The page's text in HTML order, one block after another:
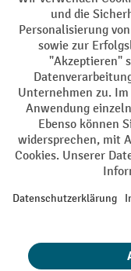
DE FR
AGB Impressum
Alle Preise exkl.
Nachnahmegebühren,
¹ Der Rabatt gilt so
oder Gutscheinen ist
eingelöst werden. Die
Produktkategorie und